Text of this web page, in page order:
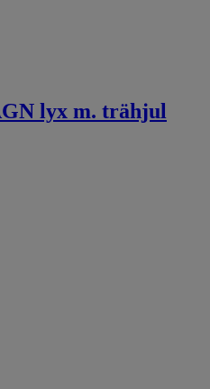
lyx m. trähjul